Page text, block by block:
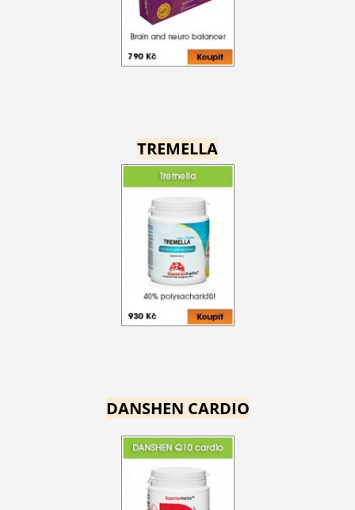
TREMELLA
DANSHEN CARDIO